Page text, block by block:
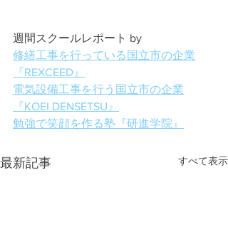
週間スクールレポート by
修繕工事を行っている国立市の企業
『REXCEED』
電気設備工事を行う国立市の企業
『KOEI DENSETSU』
勉強で笑顔を作る塾『研進学院』
最新記事 すべて表示